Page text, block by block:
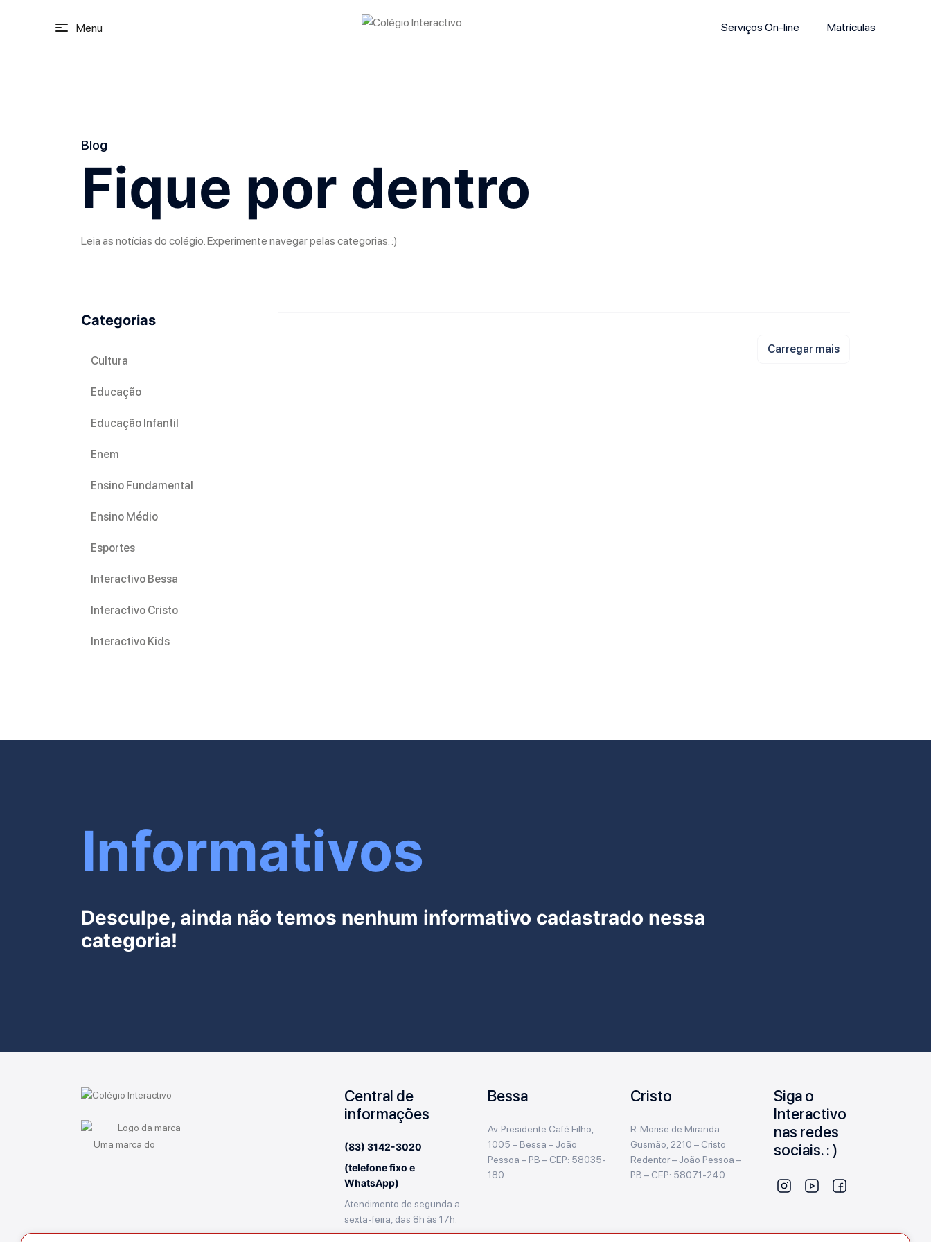
Menu Serviços On-line Matrículas
Blog
Fique por dentro
Leia as notícias do colégio. Experimente navegar pelas categorias. :)
Categorias
Cultura
Educação
Educação Infantil
Enem
Ensino Fundamental
Ensino Médio
Esportes
Interactivo Bessa
Interactivo Cristo
Interactivo Kids
Carregar mais
Informativos
Desculpe, ainda não temos nenhum informativo cadastrado nessa
categoria!
Uma marca do
Central de
informações
(83) 3142-3020
(telefone fixo e
WhatsApp)
Atendimento de segunda a
sexta-feira, das 8h às 17h.
Bessa
Av. Presidente Café Filho,
1005 – Bessa – João
Pessoa – PB – CEP: 58035-
180
Cristo
R. Morise de Miranda
Gusmão, 2210 – Cristo
Redentor – João Pessoa –
PB – CEP: 58071-240
Siga o
Interactivo
nas redes
sociais. : )